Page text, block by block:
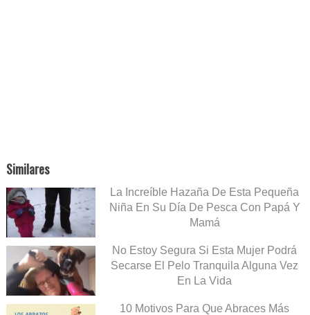
Similares
La Increíble Hazaña De Esta Pequeña
Niña En Su Día De Pesca Con Papá Y
Mamá
No Estoy Segura Si Esta Mujer Podrá
Secarse El Pelo Tranquila Alguna Vez
En La Vida
10 Motivos Para Que Abraces Más